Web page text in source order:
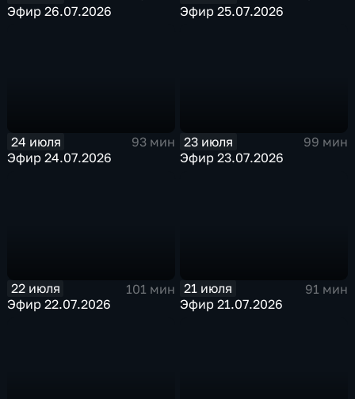
Эфир 26.07.2026
Эфир 25.07.2026
24 июля
93 мин
Эфир 24.07.2026
23 июля
99 мин
Эфир 23.07.2026
22 июля
101 мин
Эфир 22.07.2026
21 июля
91 мин
Эфир 21.07.2026